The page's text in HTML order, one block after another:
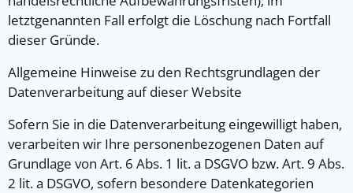
letztgenannten Fall erfolgt die Löschung nach Fortfall
dieser Gründe.
Allgemeine Hinweise zu den Rechtsgrundlagen der
Datenverarbeitung auf dieser Website
Sofern Sie in die Datenverarbeitung eingewilligt haben,
verarbeiten wir Ihre personenbezogenen Daten auf
Grundlage von Art. 6 Abs. 1 lit. a DSGVO bzw. Art. 9 Abs.
2 lit. a DSGVO, sofern besondere Datenkategorien